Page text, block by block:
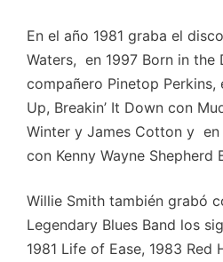
En el año 1981 graba el disco
Waters, en 1997 Born in the
compañero Pinetop
Up, Breakin’ It Down con
Winter y James Cotton y en
con Kenny Wayne Shepherd
Willie Smith también grabó
Legendary Blues Band los
1981 Life of Ease, 1983 Red